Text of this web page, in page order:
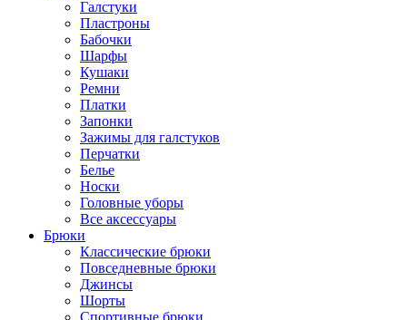
Галстуки
Пластроны
Бабочки
Шарфы
Кушаки
Ремни
Платки
Запонки
Зажимы для галстуков
Перчатки
Белье
Носки
Головные уборы
Все аксессуары
Брюки
Классические брюки
Повседневные брюки
Джинсы
Шорты
Спортивные брюки